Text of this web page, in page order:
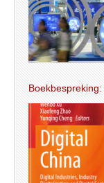
Boekbespreking: